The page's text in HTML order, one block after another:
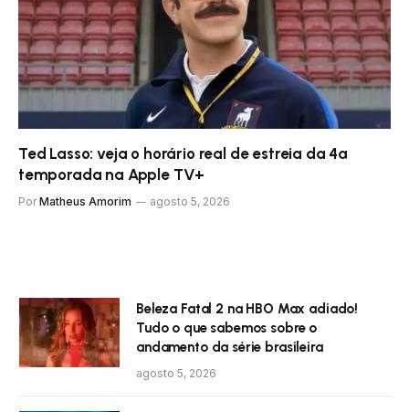
Ted Lasso: veja o horário real de estreia da 4ª
temporada na Apple TV+
Por Matheus Amorim agosto 5, 2026
Beleza Fatal 2 na HBO Max adiado!
Tudo o que sabemos sobre o
andamento da série brasileira
agosto 5, 2026